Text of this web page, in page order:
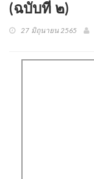
(ฉบับที่ ๒)
27 มิถุนายน 2565